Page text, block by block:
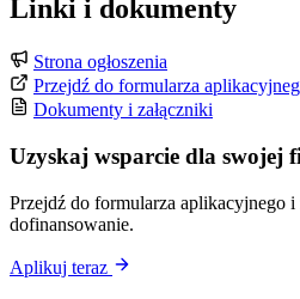
Linki i dokumenty
Strona ogłoszenia
Przejdź do formularza
Dokumenty i załączniki
Uzyskaj wsparcie dla swojej
Przejdź do formularza aplikacyjnego i
dofinansowanie.
Aplikuj teraz